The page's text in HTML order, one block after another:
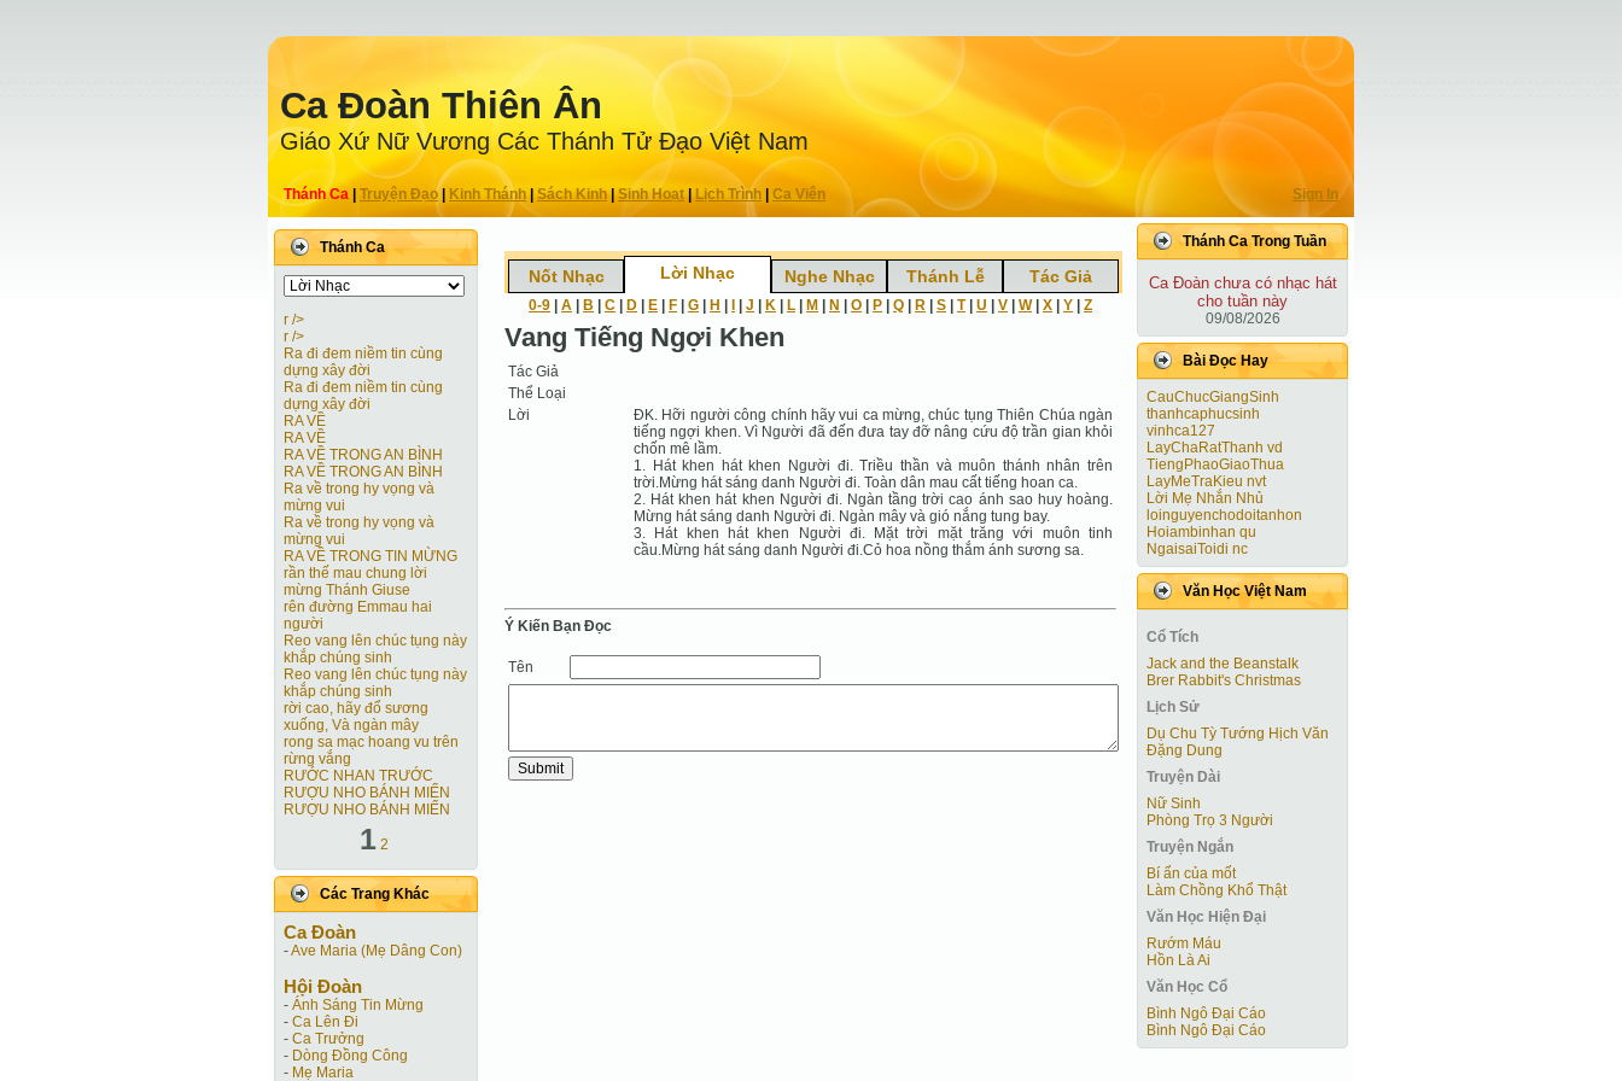
Ca Ðoàn Thiên Ân
Giáo Xứ Nữ Vương Các Thánh Tử Ðạo Việt Nam
Thánh Ca Truyện Ðạo| Kinh Thánh Sách Kinh|Sinh Hoạt| Lịch Trình Ca Viên Sign In
Thánh Ca
r />
r />
Ra đi đem niềm tin cùng
dựng xây đời
Ra đi đem niềm tin cùng
dựng xây đời
RA VỀ
RA VỀ
RA VỀ TRONG AN BÌNH
RA VỀ TRONG AN BÌNH
Ra về trong hy vọng và
mừng vui
Ra về trong hy vọng và
mừng vui
RA VỀ TRONG TIN MỪNG
rần thế mau chung lời
mừng Thánh Giuse
rên đường Emmau hai
người
Reo vang lên chúc tụng này
khắp chúng sinh
Reo vang lên chúc tụng này
khắp chúng sinh
rời cao, hãy đổ sương
xuống, Và ngàn mây
rong sa mạc hoang vu trên
rừng vắng
RƯỚC NHAN TRƯỚC
RƯỢU NHO BÁNH MIẾN
RƯỢU NHO BÁNH MIẾN
1 2
Các Trang Khác
Ca Ðoàn
-Ave Maria (Mẹ Dâng Con)
Hội Ðoàn
- Ánh Sáng Tin Mừng
- Ca Lên Đi
- Ca Trưởng
- Dòng Đồng Công
- Mẹ Maria
Nốt Nhạc Lời Nhạc Nghe Nhạc Thánh Lễ Tác Giả
0-9 A B C D E F G H J K L M N O P Q R S T| U V W| X Y Z
Vang Tiếng Ngợi Khen
Tác Giả
Thể Loại
Lời
ĐK. Hỡi người công chính hãy vui ca mừng, chúc tụng Thiên Chúa ngàn
tiếng ngợi khen. Vì Người đã đến đưa tay đỡ nâng cứu độ trần gian khỏi
chốn mê lầm.
1. Hát khen hát khen Người đi. Triều thần và muôn thánh nhân trên
trời.Mừng hát sáng danh Người đi. Toàn dân mau cất tiếng hoan ca.
2. Hát khen hát khen Người đi. Ngàn tầng trời cao ánh sao huy hoàng.
Mừng hát sáng danh Người đi. Ngàn mây và gió nắng tung bay.
3. Hát khen hát khen Người đi. Mặt trời mặt trăng với muôn tinh
cầu.Mừng hát sáng danh Người đi.Cỏ hoa nồng thắm ánh sương sa.
Ý Kiến Bạn Ðọc
Tên
Thánh Ca Trong Tuần
Ca Ðoàn chưa có nhạc hát
cho tuần này
09/08/2026
Bài Ðọc Hay
CauChucGiangSinh
thanhcaphucsinh
vinhca127
LayChaRatThanh vd
TiengPhaoGiaoThua
LayMeTraKieu nvt
Lời Mẹ Nhắn Nhủ
loinguyenchodoitanhon
Hoiambinhan qu
NgaisaiToidi nc
Văn Học Việt Nam
Cổ Tích
Jack and the Beanstalk
Brer Rabbit's Christmas
Lịch Sử
Dụ Chu Tỳ Tướng Hịch Văn
Đặng Dung
Truyện Dài
Nữ Sinh
Phòng Trọ 3 Người
Truyện Ngắn
Bí ẩn của mốt
Làm Chồng Khổ Thật
Văn Học Hiện Ðại
Rướm Máu
Hồn Là Ai
Văn Học Cổ
Bình Ngô Đại Cáo
Bình Ngô Đại Cáo